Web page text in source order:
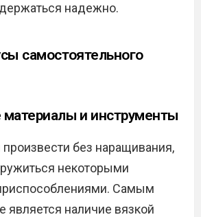
надежно.
самостоятельного
и инструменты
без наращивания,
некоторыми
Самым
является наличие вязкой